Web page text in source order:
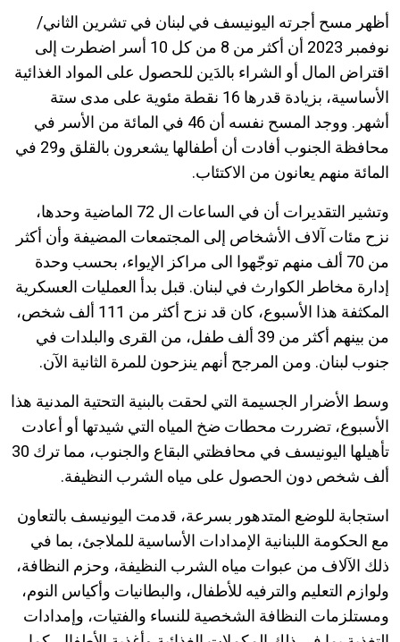
أظهر مسح أجرته اليونيسف في لبنان في تشرين الثاني/
نوفمبر 2023 أن أكثر من 8 من كل 10 أسر اضطرت إلى
اقتراض المال أو الشراء بالدَين للحصول على المواد الغذائية
الأساسية، بزيادة قدرها 16 نقطة مئوية على مدى ستة
أشهر. ووجد المسح نفسه أن 46 في المائة من الأسر في
محافظة الجنوب أفادت أن أطفالها يشعرون بالقلق و29 في
المائة منهم يعانون من الاكتئاب.
وتشير التقديرات أن في الساعات ال 72 الماضية وحدها،
نزح مئات آلاف الأشخاص إلى المجتمعات المضيفة وأن أكثر
من 70 ألف منهم توجّهوا الى مراكز الإيواء، بحسب وحدة
إدارة مخاطر الكوارث في لبنان. قبل بدأ العمليات العسكرية
المكثفة هذا الأسبوع، كان قد نزح أكثر من 111 ألف شخص،
من بينهم أكثر من 39 ألف طفل، من القرى والبلدات في
جنوب لبنان. ومن المرجح أنهم ينزحون للمرة الثانية الآن.
وسط الأضرار الجسيمة التي لحقت بالبنية التحتية المدنية هذا
الأسبوع، تضررت محطات ضخ المياه التي شيدتها أو أعادت
تأهيلها اليونيسف في محافظتي البقاع والجنوب، مما ترك 30
ألف شخص دون الحصول على مياه الشرب النظيفة.
استجابة للوضع المتدهور بسرعة، قدمت اليونيسف بالتعاون
مع الحكومة اللبنانية الإمدادات الأساسية للملاجئ، بما في
ذلك الآلاف من عبوات مياه الشرب النظيفة، وحزم النظافة،
ولوازم التعليم والترفيه للأطفال، والبطانيات وأكياس النوم،
ومستلزمات النظافة الشخصية للنساء والفتيات، وإمدادات